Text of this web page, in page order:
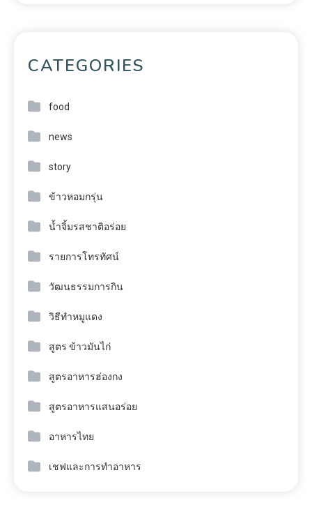
CATEGORIES
food
news
story
ข้าวหอมกรุ่น
น้ำจิ้มรสชาติอร่อย
รายการโทรทัศน์
วัฒนธรรมการกิน
วิธีทำหมูแดง
สูตร ข้าวมันไก่
สูตรอาหารฮ่องกง
สูตรอาหารแสนอร่อย
อาหารไทย
เชฟและการทำอาหาร